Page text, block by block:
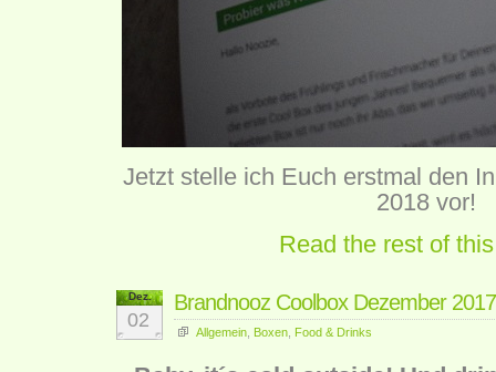
Jetzt stelle ich Euch erstmal den
2018 vor!
Read the rest of
Dez.
02
Brandnooz Coolbox Dezember 2017
Allgemein Boxen Food & Drinks